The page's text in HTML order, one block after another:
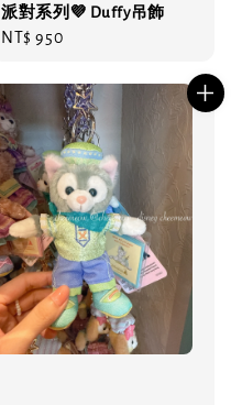
派對系列💜 Duffy吊飾
Regular
NT$ 950